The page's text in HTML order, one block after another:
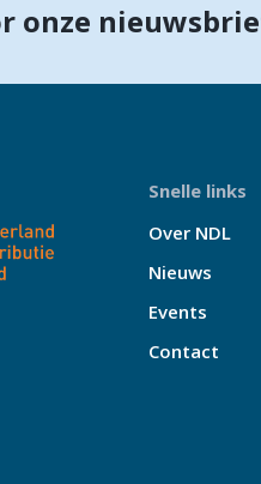
onze
Snelle links
Over NDL
Nieuws
Events
Contact